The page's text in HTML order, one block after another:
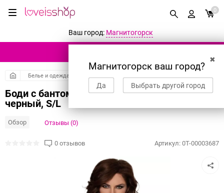
0
Ваш город: Магнитогорск
✖
Магнитогорск ваш город?
Да Выбрать другой город
Белье и одежда
Боди с бантом сзади SoftLine Collection Silvia,
черный, S/L
Обзор Отзывы (0)
Артикул:0T-00003687
0 отзывов